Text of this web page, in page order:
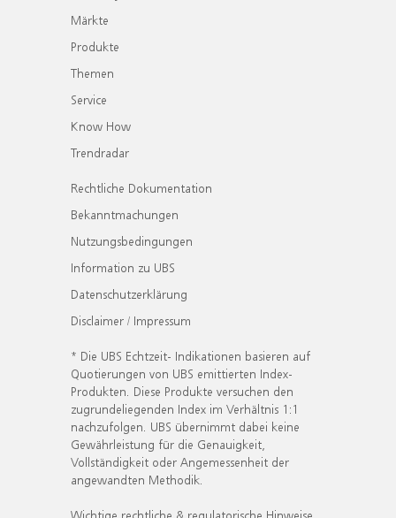
Märkte
Produkte
Themen
Service
Know How
Trendradar
Rechtliche Dokumentation
Bekanntmachungen
Nutzungsbedingungen
Information zu UBS
Datenschutzerklärung
Disclaimer / Impressum
* Die UBS Echtzeit- Indikationen basieren auf
Quotierungen von UBS emittierten Index-
Produkten. Diese Produkte versuchen den
zugrundeliegenden Index im Verhältnis 1:1
nachzufolgen. UBS übernimmt dabei keine
Gewährleistung für die Genauigkeit,
Vollständigkeit oder Angemessenheit der
angewandten Methodik.